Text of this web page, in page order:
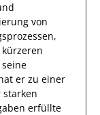
von
er zu einer
starken
erfüllte